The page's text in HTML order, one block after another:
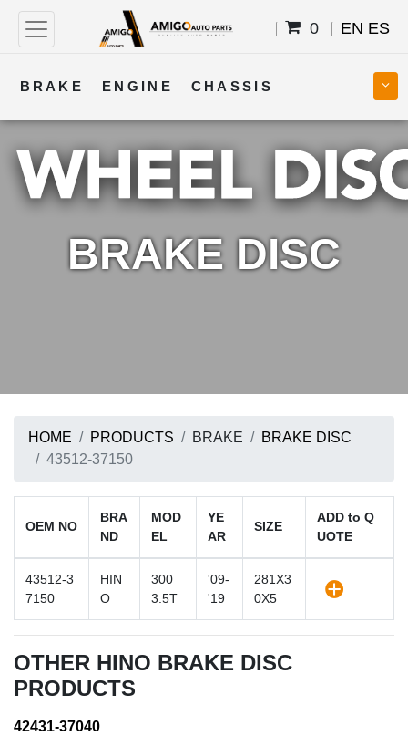
0 EN ES
BRAKE ENGINE CHASSIS
COOLING STEERING BODY
TRANSMISSION FUEL ELECTRICAL
BRAKE DISC
HOME PRODUCTS BRAKE
BRAKE DISC
43512-37150
OEM NO
BRA
ND
MOD
EL
YE
AR
SIZE
ADD to Q
UOTE
43512-3
7150
HIN
O
300
3.5T
'09-
'19
281X3
0X5
OTHER HINO BRAKE DISC
PRODUCTS
42431-37040